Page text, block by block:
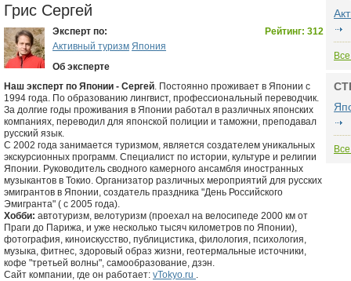
Грис Сергей
Рейтинг: 312
Эксперт по:
Активный туризм Япония
Об эксперте
Наш эксперт по Японии - Сергей. Постоянно проживает в Японии с
1994 года. По образованию лингвист, профессиональный переводчик.
За долгие годы проживания в Японии работал в различных японских
компаниях, переводил для японской полиции и таможни, преподавал
русский язык.
С 2002 года занимается туризмом, является создателем уникальных
экскурсионных программ. Специалист по истории, культуре и религии
Японии. Руководитель сводного камерного ансамбля иностранных
музыкантов в Токио. Организатор различных мероприятий для русских
эмигрантов в Японии, создатель праздника "День Российского
Эмигранта" ( с 2005 года).
Хобби: автотуризм, велотуризм (проехал на велосипеде 2000 км от
Праги до Парижа, и уже несколько тысяч километров по Японии),
фотография, киноискусство, публицистика, филология, психология,
музыка, фитнес, здоровый образ жизни, геотермальные источники,
кофе "третьей волны", самообразование, дзэн.
Сайт компании, где он работает: vTokyo.ru .